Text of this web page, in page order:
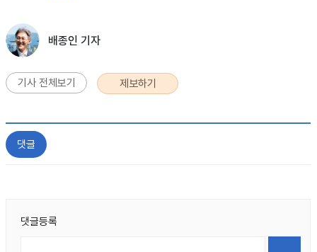
배종인 기자
기사 전체보기 제보하기
댓글
댓글등록